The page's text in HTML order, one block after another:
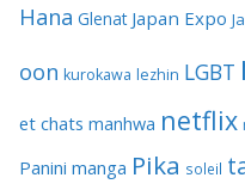
Hana Glenat Japan Expo
oon kurokawa lezhin LGBT
et chats manhwa netflix
Panini manga Pika soleil